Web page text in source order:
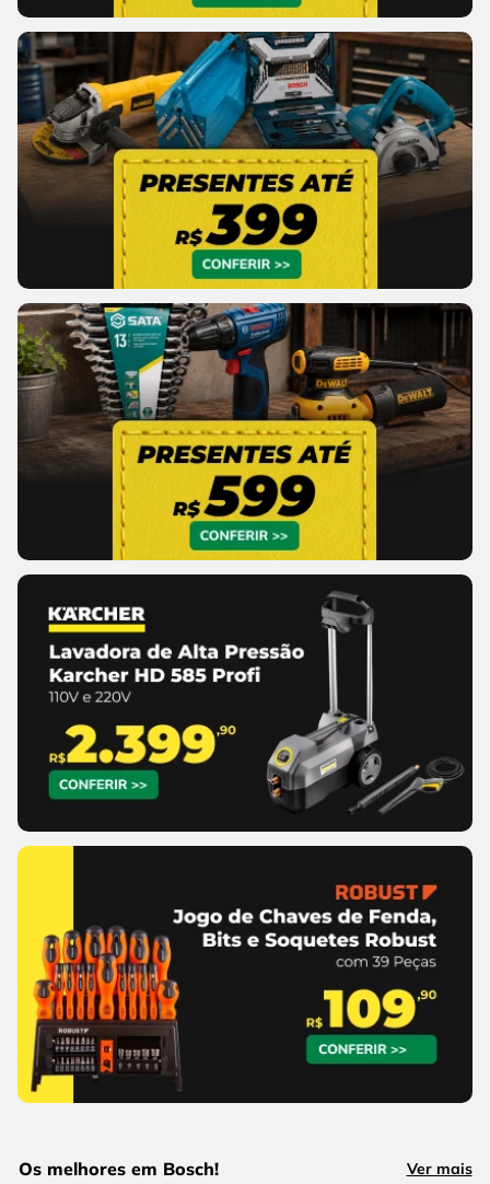
Os melhores em Bosch! Ver mais